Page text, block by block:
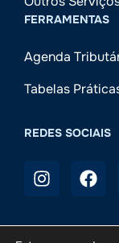
FERRAMENTAS
Agenda
Tabelas
REDES SOCIAIS